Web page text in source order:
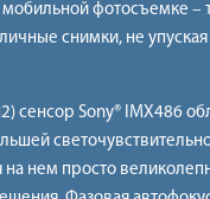
фотосъемке –
снимки, не упуская
сенсор Sony® IMX486
нем просто